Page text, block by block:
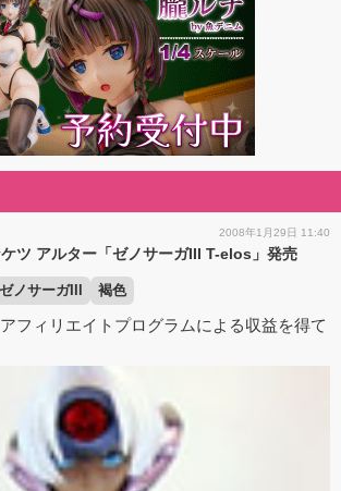
2008年1月29日 11:40
ツ アルター「ゼノサーガIII T-elos」発売
ゼノサーガIII 褐色
フィリエイトプログラムによる収益を得て